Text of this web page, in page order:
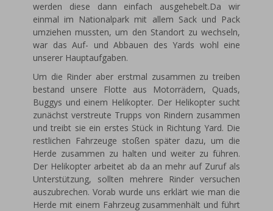
werden diese dann einfach ausgehebelt.Da wir
einmal im Nationalpark mit allem Sack und Pack
umziehen mussten, um den Standort zu wechseln,
war das Auf- und Abbauen des Yards wohl eine
unserer Hauptaufgaben.
Um die Rinder aber erstmal zusammen zu treiben
bestand unsere Flotte aus Motorrädern, Quads,
Buggys und einem Helikopter. Der Helikopter sucht
zunächst verstreute Trupps von Rindern zusammen
und treibt sie ein erstes Stück in Richtung Yard. Die
restlichen Fahrzeuge stoßen später dazu, um die
Herde zusammen zu halten und weiter zu führen.
Der Helikopter arbeitet ab da an mehr auf Zuruf als
Unterstützung, sollten mehrere Rinder versuchen
auszubrechen. Vorab wurde uns erklärt wie man die
Herde mit einem Fahrzeug zusammenhält und führt